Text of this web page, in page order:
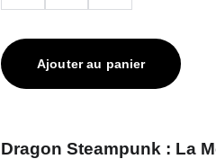
Ajouter au panier
Dragon Steampunk : La